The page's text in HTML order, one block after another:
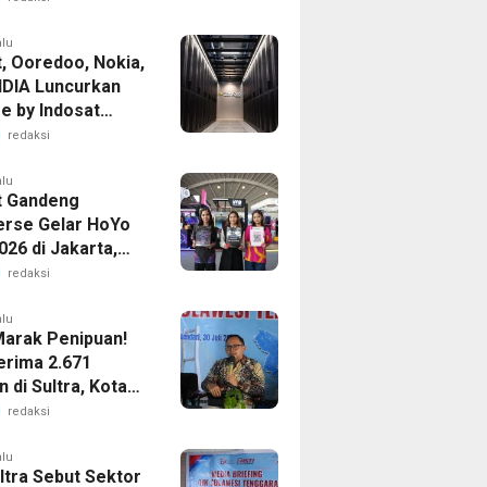
Ooredoo, Nokia,
Luncurkan
by Indosat
di Asia-Pasifik
redaksi
Gandeng
Gelar HoYo
di Jakarta,
5G Tanpa
redaksi
Penipuan!
2.671
di Sultra, Kota
Terbanyak
redaksi
Sebut Sektor